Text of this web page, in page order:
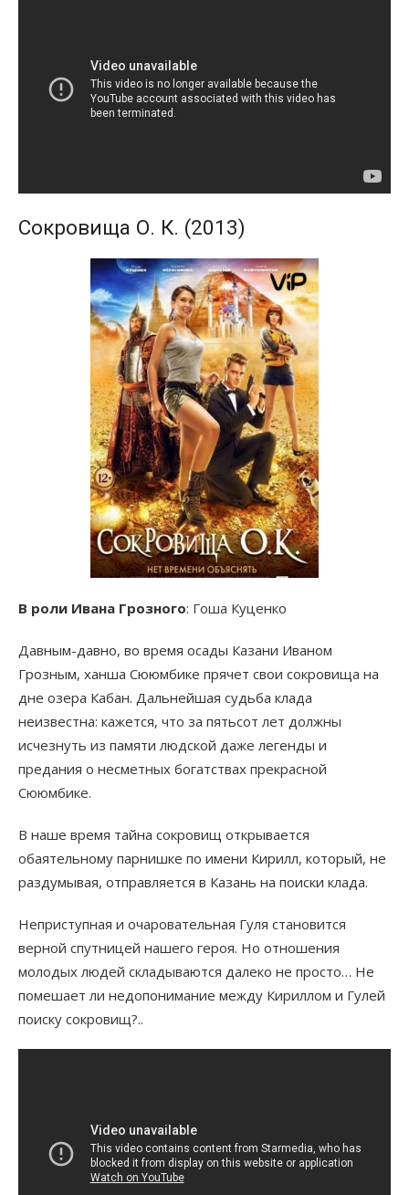
Сокровища О. К. (2013)
В роли Ивана Грозного: Гоша Куценко
Давным-давно, во время осады Казани Иваном
Грозным, ханша Сююмбике прячет свои сокровища на
дне озера Кабан. Дальнейшая судьба клада
неизвестна: кажется, что за пятьсот лет должны
исчезнуть из памяти людской даже легенды и
предания о несметных богатствах прекрасной
Сююмбике.
В наше время тайна сокровищ открывается
обаятельному парнишке по имени Кирилл, который, не
раздумывая, отправляется в Казань на поиски клада.
Неприступная и очаровательная Гуля становится
верной спутницей нашего героя. Но отношения
молодых людей складываются далеко не просто… Не
помешает ли недопонимание между Кириллом и Гулей
поиску сокровищ?..